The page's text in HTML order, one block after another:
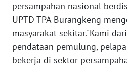
persampahan nasional
UPTD TPA Burangkeng
masyarakat sekitar."Kami
pendataan pemulung,
bekerja di sektor
DISCLAIMER
Wahana
News
Regional